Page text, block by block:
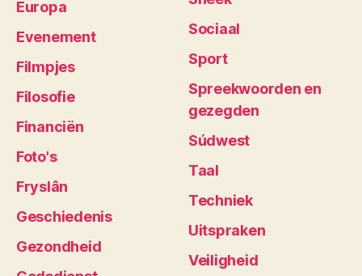
Europa
Evenement
Filmpjes
Filosofie
Financiën
Foto's
Fryslân
Geschiedenis
Gezondheid
Sociaal
Sport
Spreekwoorden en
gezegden
Súdwest
Taal
Techniek
Uitspraken
Veiligheid